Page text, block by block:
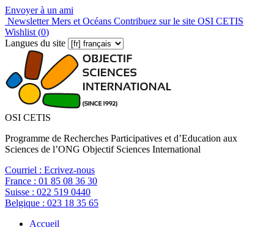
Envoyer à un ami
Newsletter Mers et Océans Contribuez sur le site OSI CETIS
Wishlist (0)
Langues du site
OSI CETIS
Programme de Recherches Participatives et d’Education aux
Sciences de l’ONG Objectif Sciences International
Courriel : Ecrivez-nous
France : 01 85 08 36 30
Suisse : 022 519 0440
Belgique : 023 18 35 65
Accueil